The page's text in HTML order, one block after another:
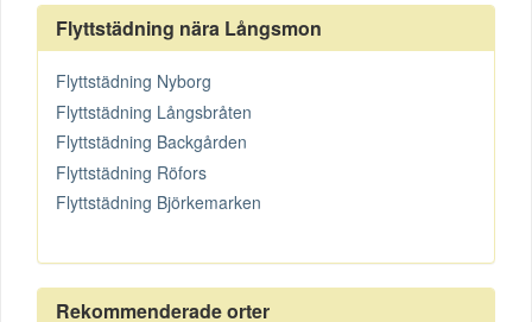
Flyttstädning nära Långsmon
Flyttstädning Nyborg
Flyttstädning Långsbråten
Flyttstädning Backgården
Flyttstädning Röfors
Flyttstädning Björkemarken
Rekommenderade orter